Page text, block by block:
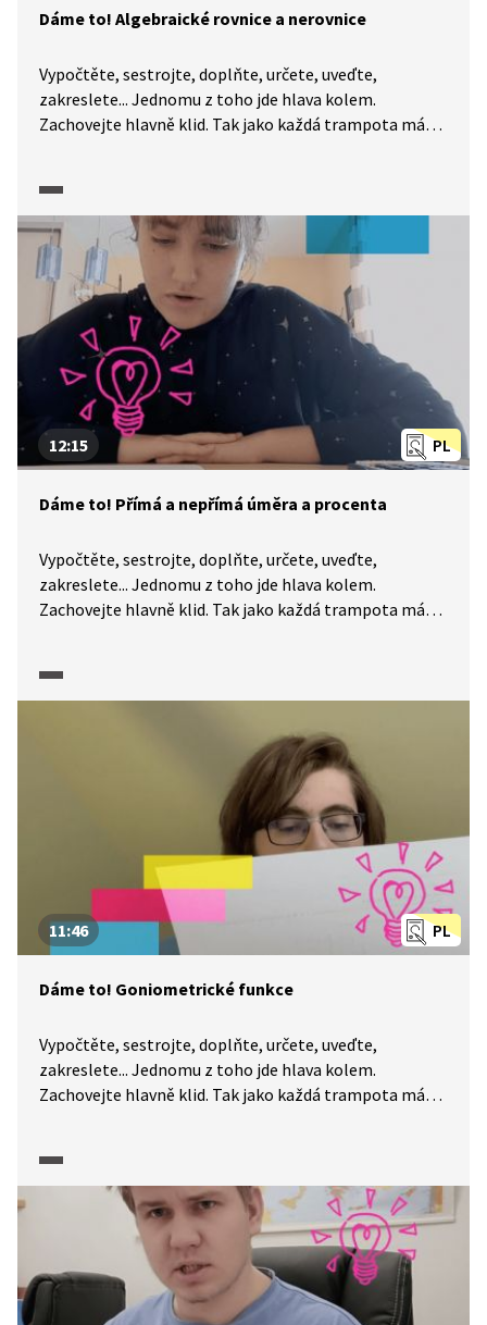
Dáme to! Algebraické rovnice a nerovnice
Vypočtěte, sestrojte, doplňte, určete, uveďte,
zakreslete... Jednomu z toho jde hlava kolem.
Zachovejte hlavně klid. Tak jako každá trampota má
je maturitní zkouška z matematiky každý rok trochu
jiná, okruhy popsané CERMATem se příliš nemění
a nároky na úspěšné složení maturity jsou popsány
poměrně přesně. A my a naše pracovní listy jsme tu
proto, abychom vám pomohli je splnit. Dnes se
společně podíváme na algebraické rovnice a nerovnice.
PL
12:15
Dáme to! Přímá a nepřímá úměra a procenta
Vypočtěte, sestrojte, doplňte, určete, uveďte,
zakreslete... Jednomu z toho jde hlava kolem.
Zachovejte hlavně klid. Tak jako každá trampota má
je maturitní zkouška z matematiky každý rok trochu
a nároky na úspěšné složení maturity jsou popsány
poměrně přesně. A my a naše pracovní listy jsme tu
proto, abychom vám pomohli je splnit. Dnes se
společně podíváme na přímou a nepřímou úměru
PL
11:46
Dáme to! Goniometrické funkce
Vypočtěte, sestrojte, doplňte, určete, uveďte,
zakreslete... Jednomu z toho jde hlava kolem.
Zachovejte hlavně klid. Tak jako každá trampota má
je maturitní zkouška z matematiky každý rok trochu
jiná, okruhy popsané CERMATem se příliš nemění
a nároky na úspěšné složení maturity jsou popsány
poměrně přesně. A my a naše pracovní listy jsme tu
proto, abychom vám pomohli je splnit. Dnes se
společně podíváme na na goniometrické funkce.